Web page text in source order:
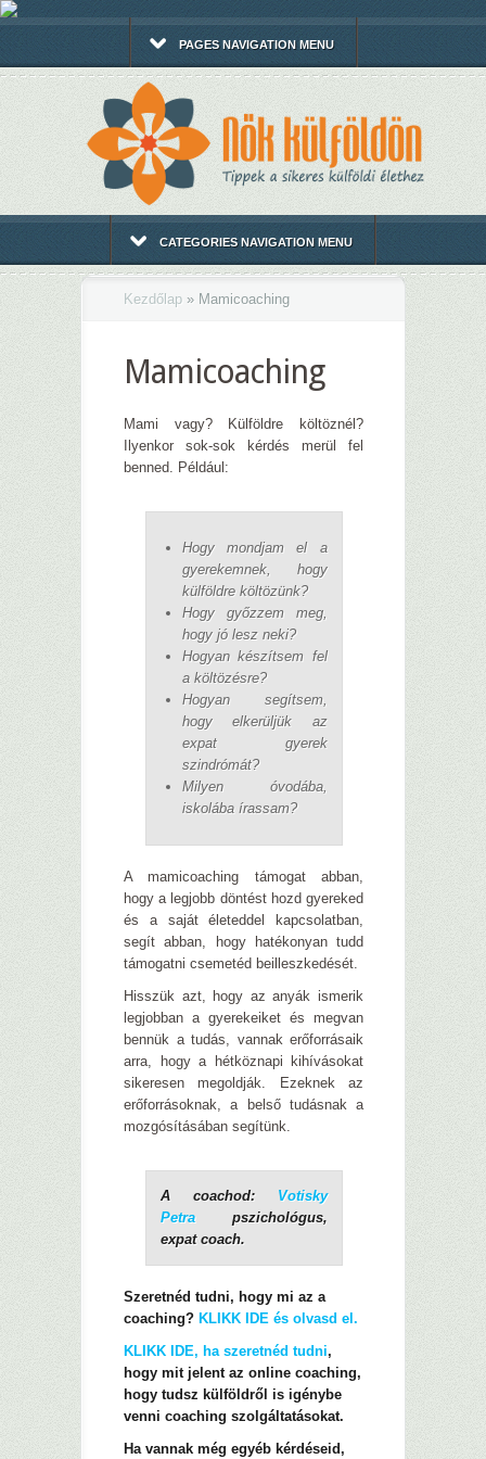
PAGES NAVIGATION MENU
CATEGORIES NAVIGATION MENU
Kezdőlap » Mamicoaching
Mamicoaching
Mami vagy? Külföldre költöznél?
Ilyenkor sok-sok kérdés merül fel
benned. Például:
Hogy mondjam el a
gyerekemnek, hogy
külföldre költözünk?
Hogy győzzem meg,
hogy jó lesz neki?
Hogyan készítsem fel
a költözésre?
Hogyan segítsem,
hogy elkerüljük az
expat gyerek
szindrómát?
Milyen óvodába,
iskolába írassam?
A mamicoaching támogat abban,
hogy a legjobb döntést hozd gyereked
és a saját életeddel kapcsolatban,
segít abban, hogy hatékonyan tudd
támogatni csemetéd beilleszkedését.
Hisszük azt, hogy az anyák ismerik
legjobban a gyerekeiket és megvan
bennük a tudás, vannak erőforrásaik
arra, hogy a hétköznapi kihívásokat
sikeresen megoldják. Ezeknek az
erőforrásoknak, a belső tudásnak a
mozgósításában segítünk.
A coachod: Votisky
Petrapszichológus,
expat coach.
Szeretnéd tudni, hogy mi az a
coaching? KLIKK IDE és olvasd el.
KLIKK IDE, ha szeretnéd tudni,
hogy mit jelent az online coaching,
hogy tudsz külföldről is igénybe
venni coaching szolgáltatásokat.
Ha vannak még egyéb kérdéseid,